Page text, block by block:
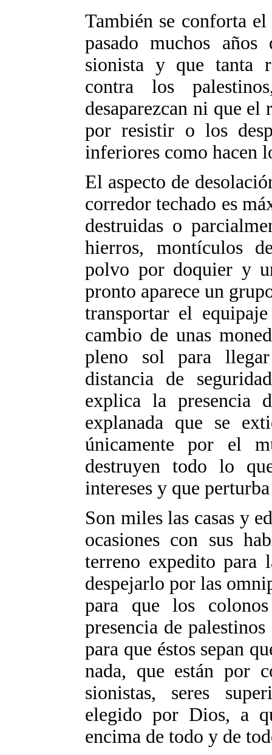
También se conforta
pasado muchos
sionista y que tanta
contra los
desaparezcan ni que
por resistir o los
inferiores como hacen
El aspecto de
corredor techado es
destruidas o
hierros, montículos
polvo por doquier y
pronto aparece un
transportar el
cambio de unas
pleno sol para
distancia de
explica la presencia
explanada que se
únicamente por el
destruyen todo lo
intereses y que
Son miles las casas y
ocasiones con sus
terreno expedito para
despejarlo por las
para que los
presencia de
para que éstos sepan
nada, que están por
sionistas, seres
elegido por Dios, a
encima de todo y de